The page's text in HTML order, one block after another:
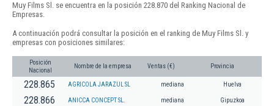
Muy Films Sl. se encuentra en la posición 228.870 del Ranking Nacional de
Empresas.
A continuación podrá consultar la posición en el ranking de Muy Films Sl. y
empresas con posiciones similares:
Posición
Nacional
Nombre de la empresa Ventas (€) Provincia
228.865 AGRICOLA JARAZUL SL mediana Huelva
228.866 ANICCA CONCEPT SL. mediana Gipuzkoa